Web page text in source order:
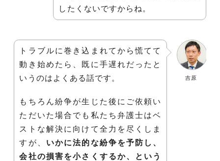
したくないですからね。
吉原
トラブルに巻き込まれてから慌てて
動き始めたら、既に手遅れだったと
いうのはよくある話です。
もちろん紛争が生じた後にご依頼い
ただいた場合でも私たち弁護士はベ
ストな解決に向けて全力を尽くしま
すが、 いかに法的な紛争を予防し、
会社の損害を小さくするか、という